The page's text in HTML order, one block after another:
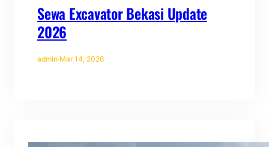
Sewa Excavator Bekasi Update
2026
admin·Mar 14, 2026